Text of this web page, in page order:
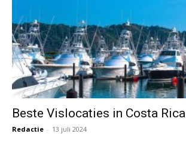
Beste Vislocaties in Costa Rica
Redactie - 13 juli 2024